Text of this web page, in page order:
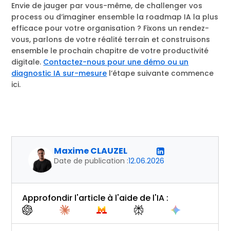
Maxime CLAUZEL
Date de publication :12.06.2026
Approfondir l'article à l'aide de l'IA :
Envie de jauger par vous-même, de challenger vos
process ou d’imaginer ensemble la roadmap IA la plus
efficace pour votre organisation ? Fixons un rendez-
vous, parlons de votre réalité terrain et construisons
ensemble le prochain chapitre de votre productivité
digitale. Contactez-nous pour une démo ou un
diagnostic IA sur-mesure l’étape suivante commence
ici.